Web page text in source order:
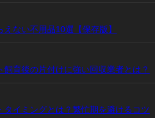
ない不用品10選【保存版】
育後の片付けに強い回収業者とは？
イミングとは？繁忙期を避けるコツ